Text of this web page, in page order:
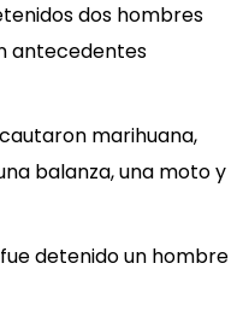
dos hombres
antecedentes
marihuana,
balanza, una moto y
detenido un hombre